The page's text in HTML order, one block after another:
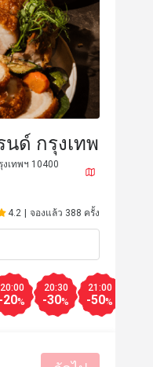
N
n***************n
ราคาสมเหตุสมผล
ด์ กรุงเทพ
เทพฯ 10400
4.2 จองแล้ว 388 ครั้ง
20:00
-20%
20:30
-30%
21:00
-50%